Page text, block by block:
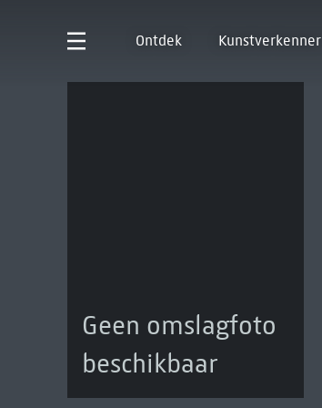
Ontdek Kunstverkenner
Geen omslagfoto
beschikbaar